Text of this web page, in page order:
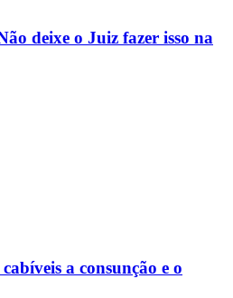
deixe o Juiz fazer isso na
a consunção e o